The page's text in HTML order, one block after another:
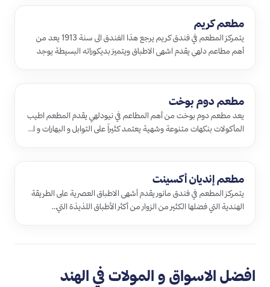
مطعم كريم
يتمركز المطعم في فندق كريم يرجع هذا الفندق الى سنة 1913 يعد من
أهم مطاعم دلهي يقدم اشهى الاطباق ويتميز بديكوراته البسيطة يوجد
مطعم دوم بوخت
يعد مطعم دوم بوخت من أهم المطاعم في نيودلهي يقدم المطعم اطيب
المأكولات بنكهات متنوعة وشهية يعتمد كثيراً على التوابل و البهارات و ا…
مطعم إنديان أكسينت
يتمركز المطعم في فندق مانور يقدم أشهى الاطباق العصرية على الطريقة
الهندية التي فضلها الكثير من الزوار من أكثر الأطباق اللذيذة التي…
افضل الاسواق و المولات في الهند